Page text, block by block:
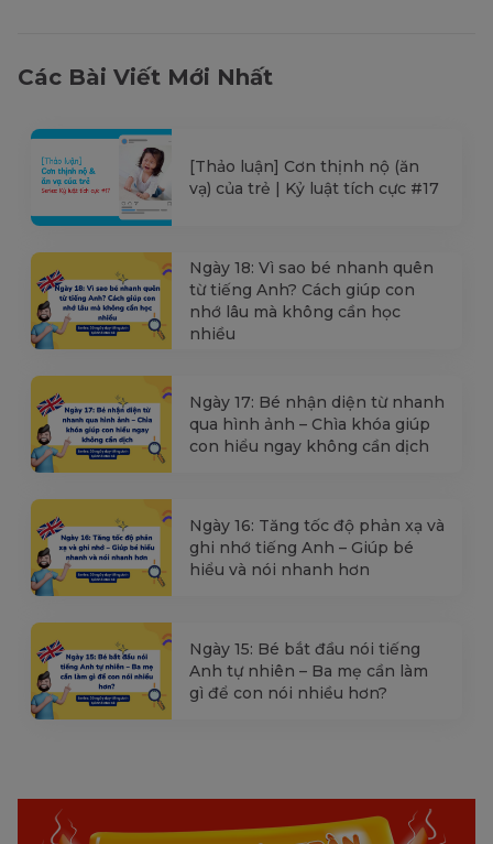
Các Bài Viết Mới Nhất
[Thảo luận] Cơn thịnh nộ (ăn
vạ) của trẻ | Kỷ luật tích cực #17
Ngày 18: Vì sao bé nhanh quên
từ tiếng Anh? Cách giúp con
nhớ lâu mà không cần học
nhiều
Ngày 17: Bé nhận diện từ nhanh
qua hình ảnh – Chìa khóa giúp
con hiểu ngay không cần dịch
Ngày 16: Tăng tốc độ phản xạ và
ghi nhớ tiếng Anh – Giúp bé
hiểu và nói nhanh hơn
Ngày 15: Bé bắt đầu nói tiếng
Anh tự nhiên – Ba mẹ cần làm
gì để con nói nhiều hơn?